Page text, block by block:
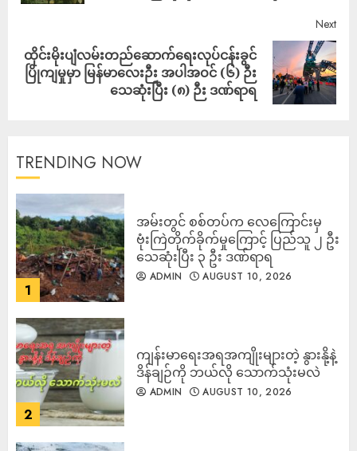
Next
ထိုင်းမိုးပျံလမ်းတည်ဆောက်ရေးလုပ်ငန်းခွင်
ပြိုကျမှုမှာ မြန်မာလေးဉီး အပါအဝင် (၆) ဉီး
သေဆုံးပြီး (၈) ဉီး ဒဏ်ရာရ
TRENDING NOW
1
‎အမ်းတွင် စစ်တပ်က လေကြောင်းမှ
ဗုံးကြဲတိုက်ခိုက်မှုကြောင့် ပြည်သူ ၂ ဦး
သေဆုံးပြီး ၃ ဦး ဒဏ်ရာရ
ADMIN AUGUST 10, 2026
2
ကျန်းမာရေးအရအကျိုးများတဲ့ နွားနို့နဲ့
ဒိန်ချဉ်ကို ဘယ်လို သောက်သုံးမလဲ
ADMIN AUGUST 10, 2026